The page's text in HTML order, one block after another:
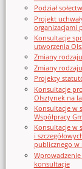
Podział
Projekt
organizacjami
Konsultacje
utworzenia
Zmiany
Zmiany
Projekty
Konsultacje
Olsztynek na
Konsultacje w
Współpracy
Konsultacje w
i
publicznego
konsultacje